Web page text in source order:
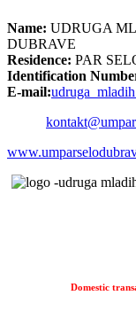
Name: UDRUGA
DUBRAVE
Residence: PAR
Identification
E-mail:
Domestic